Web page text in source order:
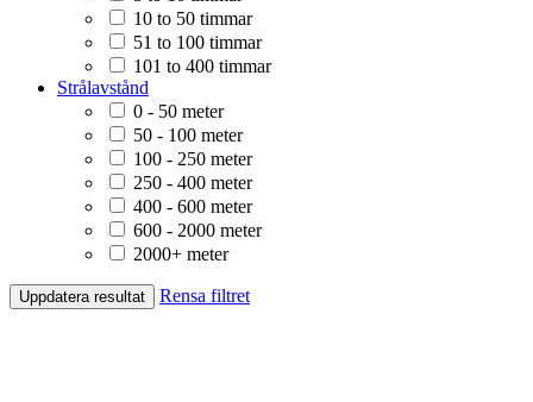
10 to 50 timmar
51 to 100 timmar
101 to 400 timmar
Strålavstånd
0 - 50 meter
50 - 100 meter
100 - 250 meter
250 - 400 meter
400 - 600 meter
600 - 2000 meter
2000+ meter
Uppdatera resultat Rensa filtret